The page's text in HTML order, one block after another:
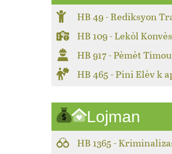
HB 49 - Rediksyon
HB 109 - Lekòl
HB 917 - Pèmèt
HB 465 - Pini Elèv k
Lojman
HB 1365 -